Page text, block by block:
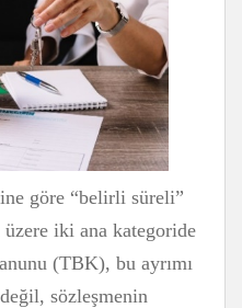
göre “belirli süreli”
iki ana kategoride
(TBK), bu ayrımı
sözleşmenin